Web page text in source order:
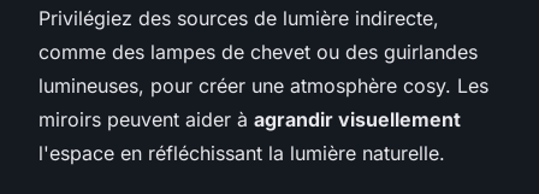
Privilégiez des sources de lumière indirecte,
comme des lampes de chevet ou des guirlandes
lumineuses, pour créer une atmosphère cosy. Les
miroirs peuvent aider à agrandir visuellement
l'espace en réfléchissant la lumière naturelle.